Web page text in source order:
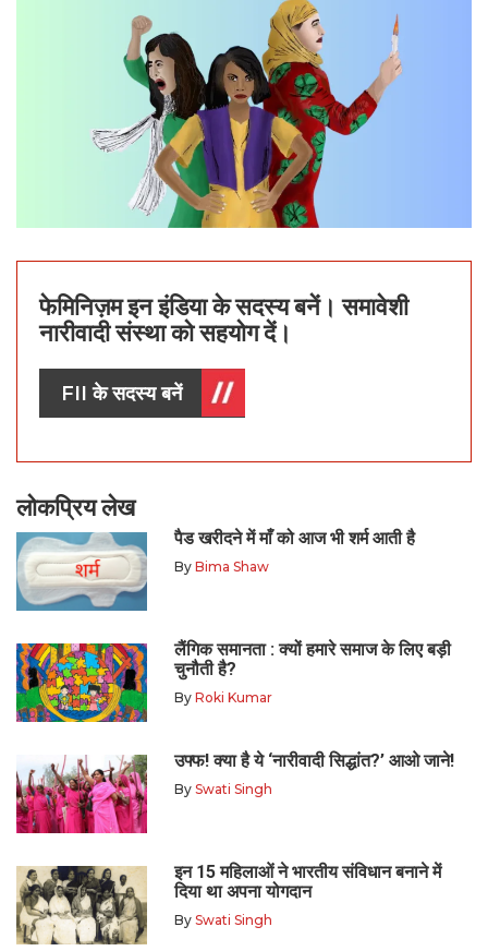
फेमिनिज़म इन इंडिया के सदस्य बनें। समावेशी
नारीवादी संस्था को सहयोग दें।
FII के सदस्य बनें
लोकप्रिय लेख
पैड खरीदने में माँ को आज भी शर्म आती है
By Bima Shaw
लैंगिक समानता : क्यों हमारे समाज के लिए बड़ी
चुनौती है?
By Roki Kumar
उफ्फ! क्या है ये ‘नारीवादी सिद्धांत?’ आओ जाने!
By Swati Singh
इन 15 महिलाओं ने भारतीय संविधान बनाने में
दिया था अपना योगदान
By Swati Singh